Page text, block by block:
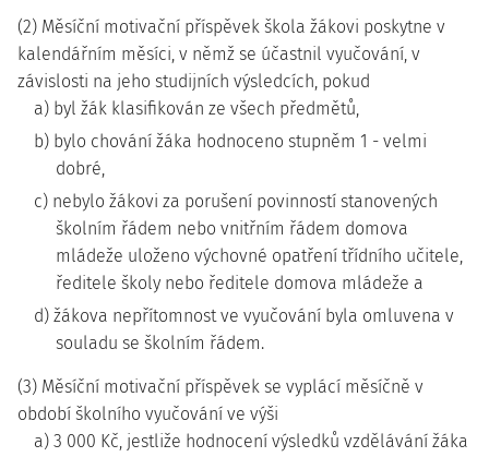
(2) Měsíční motivační příspěvek škola žákovi poskytne v
kalendářním měsíci, v němž se účastnil vyučování, v
závislosti na jeho studijních výsledcích, pokud
a) byl žák klasifikován ze všech předmětů,
b) bylo chování žáka hodnoceno stupněm 1 - velmi
dobré,
c) nebylo žákovi za porušení povinností stanovených
školním řádem nebo vnitřním řádem domova
mládeže uloženo výchovné opatření třídního učitele,
ředitele školy nebo ředitele domova mládeže a
d) žákova nepřítomnost ve vyučování byla omluvena v
souladu se školním řádem.
(3) Měsíční motivační příspěvek se vyplácí měsíčně v
období školního vyučování ve výši
a) 3 000 Kč, jestliže hodnocení výsledků vzdělávání žáka